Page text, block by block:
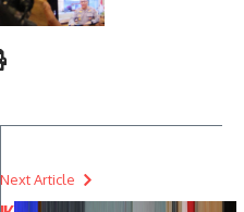
Next Article